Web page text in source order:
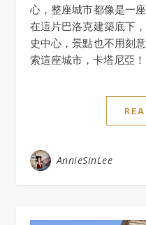
心，整座城市都像是一
在這片巴洛克建築底下
史中心，景點也不用刻
索這座城市，卡塔尼亞！
AnnieSinLee